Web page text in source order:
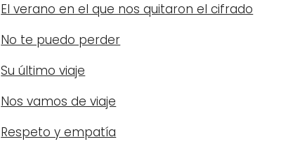
El verano en el que nos quitaron el cifrado
No te puedo perder
Su último viaje
Nos vamos de viaje
Respeto y empatía